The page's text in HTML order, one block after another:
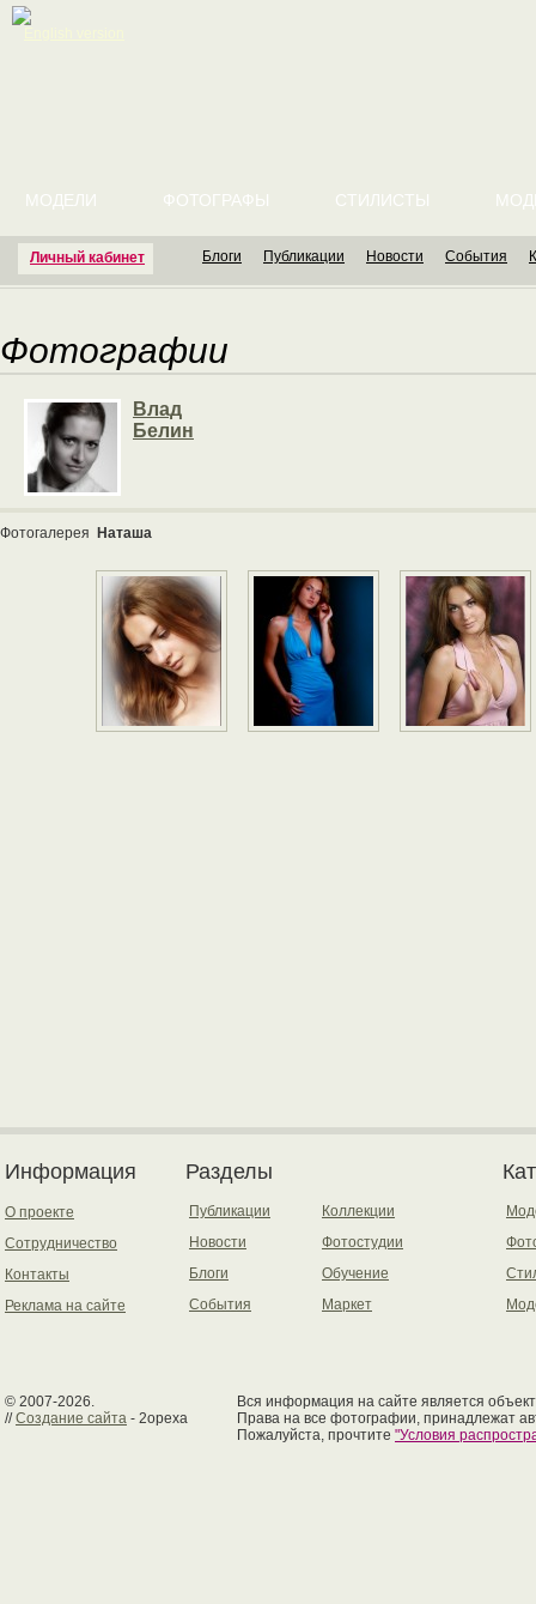
Личный кабинет
МОДЕЛИ ФОТОГРАФЫ СТИЛИСТЫ
Блоги Публикации Новости События
Фотографии
Влад
Белин
Фотогалерея Наташа
Информация
О проекте
Сотрудничество
Контакты
Реклама на сайте
Разделы
Публикации
Новости
Блоги
События
Коллекции
Фотостудии
Обучение
Маркет
© 2007-2026.
//Создание сайта - 2opexa
Вся информация на сайте является
Права на все фотографии, принадлежат
Пожалуйста, прочтите "Условия